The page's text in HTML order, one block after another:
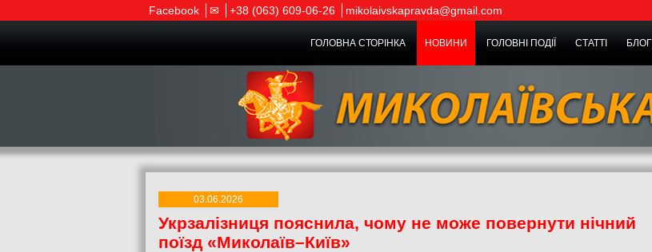
Facebook ✉ +38 (063) 609-06-26 mikolaivskapravda@gmail.com
ГОЛОВНА СТОРІНКА НОВИНИ ГОЛОВНІ ПОДІЇ СТАТТІ
03.06.2026
Укрзалізниця пояснила, чому не може повернути нічний
поїзд «Миколаїв–Київ»